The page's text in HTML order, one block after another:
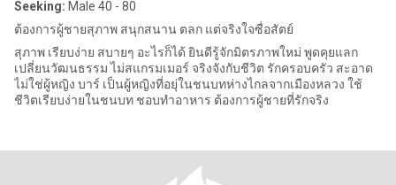
Seeking: Male 40 - 80
ต้องการผู้ชายสุภาพ สนุกสนาน ตลก แต่จริงใจซื่อสัตย์
สุภาพ เรียบง่าย สบายๆ อะไรก็ได้ ยินดีรู้จักมิตรภาพใหม่ พูดคุยแลก
เปลี่ยนวัฒนธรรม ไม่สแกรมเมอร์ จริงจังกับชีวิต รักครอบครัว สะอาด
ไม่ใช่ผู้หญิง บาร์ เป็นผู้หญิงที่อยุ่ในชนบทห่างไกลจากเมืองหลวง ใช้
ชีวิตเรียบง่ายในชนบท ชอบทำอาหาร ต้องการผู้ชายที่รักจริง